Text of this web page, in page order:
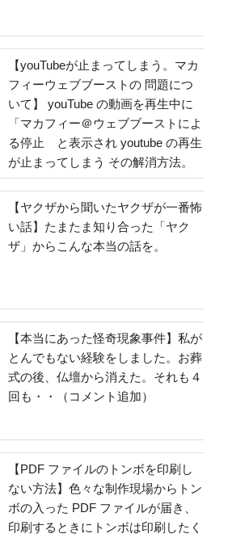
【youTubeが止まってしまう。マカ
フィーウェブブーストの 問題につ
いて】 youTube の動画を再生中に
「マカフィー＠ウェブブーストによ
る停止 と表示され youtube の再生
が止まってしまう その解消方法。
【ヤクザから聞いたヤクザが一番怖
い話】たまたま知り合った「ヤク
ザ」からこんな本当の話を。
【本当にあった怪奇現象事件】私が
とんでもない経験をしました。お葬
式の後、仏壇から消えた。それも４
回も・・（コメント追加）
【PDF ファイルのトンボを印刷し
ない方法】色々な制作現場からトン
ボの入った PDF ファイルが届き、
印刷するときにトンボは印刷したく